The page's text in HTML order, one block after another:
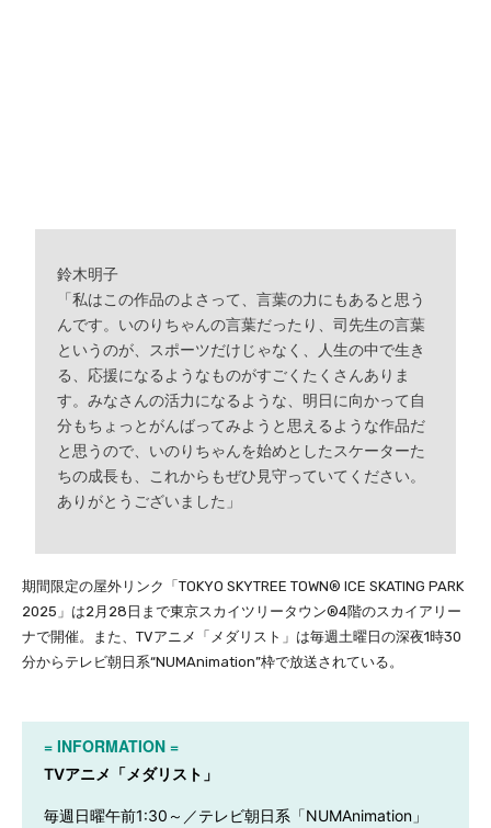
鈴木明子
「私はこの作品のよさって、言葉の力にもあると思う
んです。いのりちゃんの言葉だったり、司先生の言葉
というのが、スポーツだけじゃなく、人生の中で生き
る、応援になるようなものがすごくたくさんありま
す。みなさんの活力になるような、明日に向かって自
分もちょっとがんばってみようと思えるような作品だ
と思うので、いのりちゃんを始めとしたスケーターた
ちの成長も、これからもぜひ見守っていてください。
ありがとうございました」
期間限定の屋外リンク「TOKYO SKYTREE TOWN® ICE SKATING PARK
2025」は2月28日まで東京スカイツリータウン®4階のスカイアリー
ナで開催。また、TVアニメ「メダリスト」は毎週土曜日の深夜1時30
分からテレビ朝日系“NUMAnimation”枠で放送されている。
= INFORMATION =
TVアニメ「メダリスト」
毎週日曜午前1:30～／テレビ朝日系「NUMAnimation」